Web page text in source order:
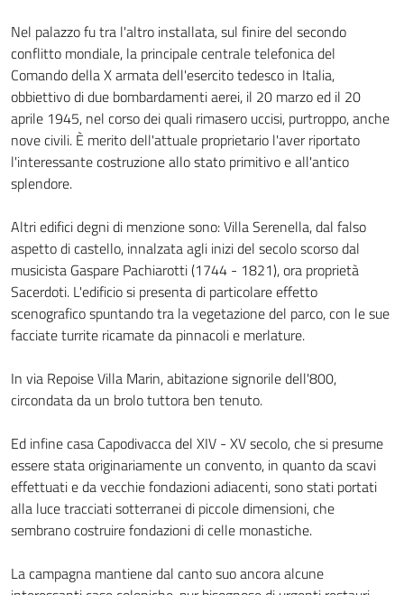
Nel palazzo fu tra l'altro installata, sul finire del secondo
conflitto mondiale, la principale centrale telefonica del
Comando della X armata dell'esercito tedesco in Italia,
obbiettivo di due bombardamenti aerei, il 20 marzo ed il 20
aprile 1945, nel corso dei quali rimasero uccisi, purtroppo, anche
nove civili. È merito dell'attuale proprietario l'aver riportato
l'interessante costruzione allo stato primitivo e all'antico
splendore.
Altri edifici degni di menzione sono: Villa Serenella, dal falso
aspetto di castello, innalzata agli inizi del secolo scorso dal
musicista Gaspare Pachiarotti (1744 - 1821), ora proprietà
Sacerdoti. L'edificio si presenta di particolare effetto
scenografico spuntando tra la vegetazione del parco, con le sue
facciate turrite ricamate da pinnacoli e merlature.
In via Repoise Villa Marin, abitazione signorile dell'800,
circondata da un brolo tuttora ben tenuto.
Ed infine casa Capodivacca del XIV - XV secolo, che si presume
essere stata originariamente un convento, in quanto da scavi
effettuati e da vecchie fondazioni adiacenti, sono stati portati
alla luce tracciati sotterranei di piccole dimensioni, che
sembrano costruire fondazioni di celle monastiche.
La campagna mantiene dal canto suo ancora alcune